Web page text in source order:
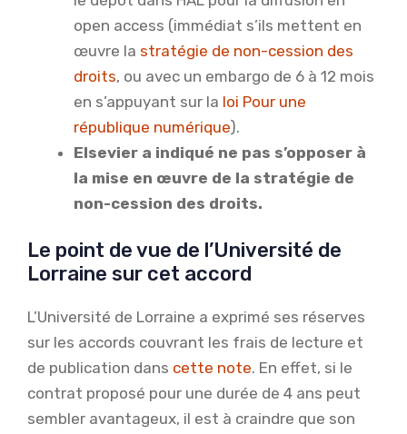
open access (immédiat s’ils mettent en
œuvre la stratégie de non-cession des
droits, ou avec un embargo de 6 à 12 mois
en s’appuyant sur la loi Pour une
république numérique).
Elsevier a indiqué ne pas s’opposer à
la mise en œuvre de la stratégie de
non-cession des droits.
Le point de vue de l’Université de
Lorraine sur cet accord
L’Université de Lorraine a exprimé ses réserves
sur les accords couvrant les frais de lecture et
de publication dans cette note. En effet, si le
contrat proposé pour une durée de 4 ans peut
sembler avantageux, il est à craindre que son